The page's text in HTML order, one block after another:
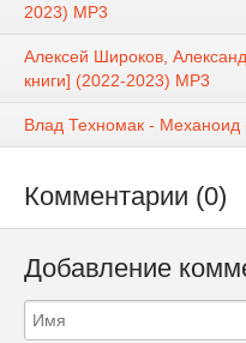
2023) MP3
Алексей Широков,
книги] (2022-2023) МР3
Влад Техномак -
Комментарии (0)
Добавление